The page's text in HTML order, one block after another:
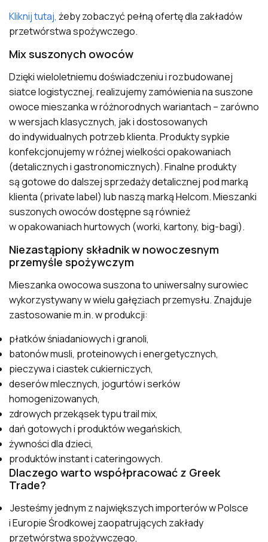
Kliknij tutaj, żeby zobaczyć pełną ofertę dla zakładów
przetwórstwa spożywczego.
Mix suszonych owoców
Dzięki wieloletniemu doświadczeniu i rozbudowanej
siatce logistycznej, realizujemy zamówienia na suszone
owoce mieszanka w różnorodnych wariantach – zarówno
w wersjach klasycznych, jak i dostosowanych
do indywidualnych potrzeb klienta. Produkty sypkie
konfekcjonujemy w różnej wielkości opakowaniach
(detalicznych i gastronomicznych). Finalne produkty
są gotowe do dalszej sprzedaży detalicznej pod marką
klienta (private label) lub naszą marką Helcom. Mieszanki
suszonych owoców dostępne są również
w opakowaniach hurtowych (worki, kartony, big-bagi).
Niezastąpiony składnik w nowoczesnym
przemyśle spożywczym
Mieszanka owocowa suszona to uniwersalny surowiec
wykorzystywany w wielu gałęziach przemysłu. Znajduje
zastosowanie m.in. w produkcji:
płatków śniadaniowych i granoli,
batonów musli, proteinowych i energetycznych,
pieczywa i ciastek cukierniczych,
deserów mlecznych, jogurtów i serków
homogenizowanych,
zdrowych przekąsek typu trail mix,
dań gotowych i produktów wegańskich,
żywności dla dzieci,
produktów instant i cateringowych.
Dlaczego warto współpracować z Greek
Trade?
Jesteśmy jednym z największych importerów w Polsce
i Europie Środkowej zaopatrujących zakłady
przetwórstwa spożywczego,